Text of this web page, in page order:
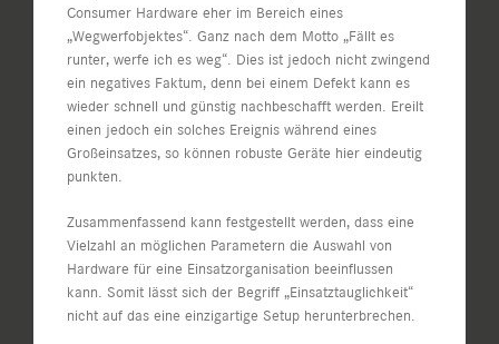
Consumer Hardware eher im Bereich eines
„Wegwerfobjektes“. Ganz nach dem Motto „Fällt es
runter, werfe ich es weg“. Dies ist jedoch nicht zwingend
ein negatives Faktum, denn bei einem Defekt kann es
wieder schnell und günstig nachbeschafft werden. Ereilt
einen jedoch ein solches Ereignis während eines
Großeinsatzes, so können robuste Geräte hier eindeutig
punkten.
Zusammenfassend kann festgestellt werden, dass eine
Vielzahl an möglichen Parametern die Auswahl von
Hardware für eine Einsatzorganisation beeinflussen
kann. Somit lässt sich der Begriff „Einsatztauglichkeit“
nicht auf das eine einzigartige Setup herunterbrechen.